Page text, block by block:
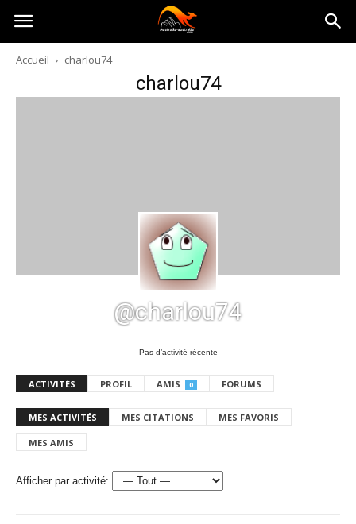
Australia-
australie.com
Accueil charlou74
charlou74
@charlou74
Pas d’activité récente
ACTIVITÉS PROFIL AMIS 0 FORUMS
MES ACTIVITÉS MES CITATIONS MES FAVORIS
MES AMIS
Afficher par activité: